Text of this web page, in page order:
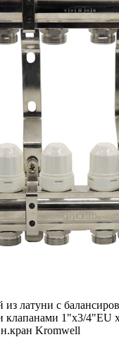
из латуни с
клапанами 1"x3/4"EU
Kromwell